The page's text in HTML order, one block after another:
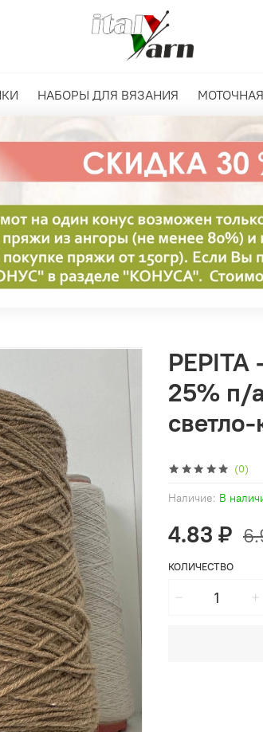
НАБОРЫ ДЛЯ ВЯЗАНИЯ
(0)
Наличие: В
25% п/
4.83 ₽
КОЛИЧЕСТВО